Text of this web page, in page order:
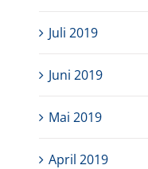
Juli 2019
Juni 2019
Mai 2019
April 2019